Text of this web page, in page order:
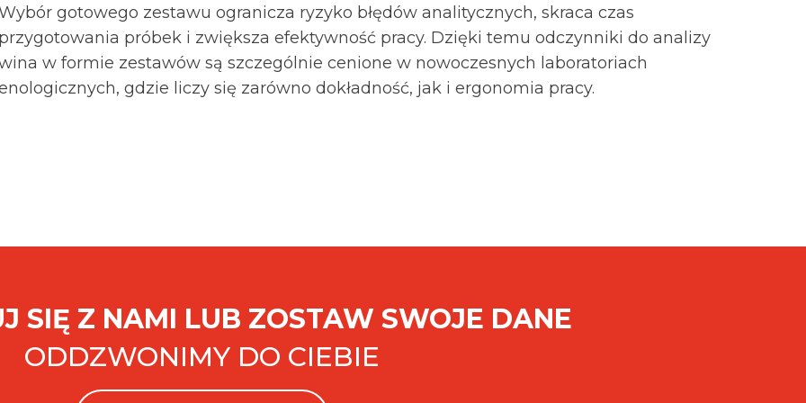
gotowego zestawu ogranicza ryzyko błędów analitycznych, skraca czas
przygotowania próbek i zwiększa efektywność pracy. Dzięki temu odczynniki do analizy
w formie zestawów są szczególnie cenione w nowoczesnych laboratoriach
gdzie liczy się zarówno dokładność, jak i ergonomia pracy.
SIĘ Z NAMI LUB ZOSTAW SWOJE DANE
ODDZWONIMY DO CIEBIE